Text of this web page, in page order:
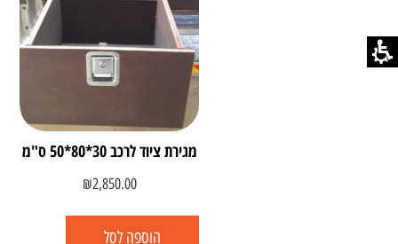
מגירת ציוד לרכב 30*80*50 ס"מ
₪2,850.00
הוספה לסל